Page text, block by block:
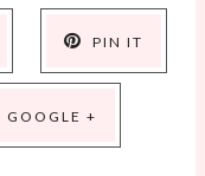
PIN IT
GOOGLE +